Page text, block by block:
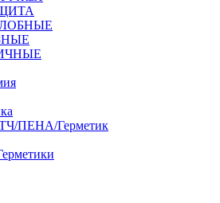
ПЕНА/Герметик